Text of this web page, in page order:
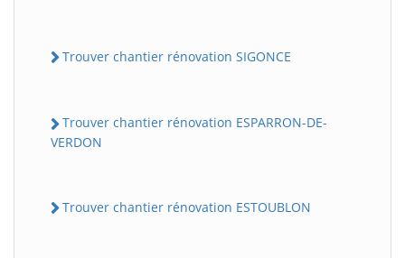
Trouver chantier rénovation SIGONCE
Trouver chantier rénovation ESPARRON-DE-
VERDON
Trouver chantier rénovation ESTOUBLON